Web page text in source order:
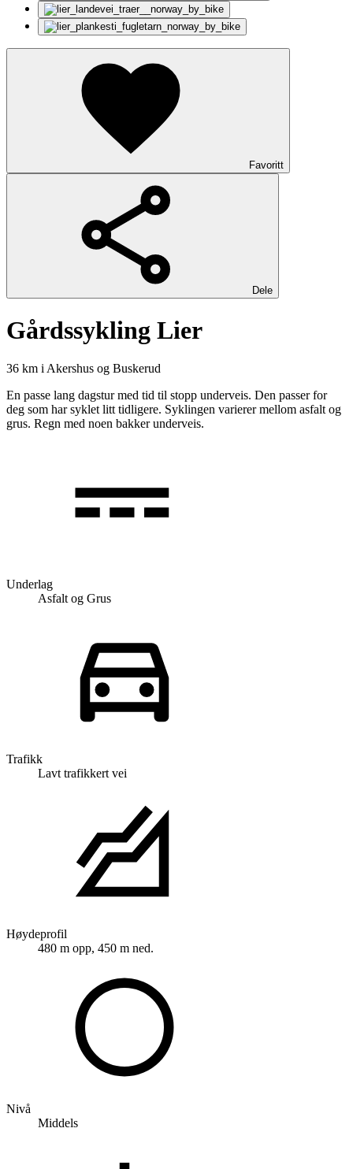
Favoritt
Dele
Gårdssykling Lier
36 km i Akershus og Buskerud
En passe lang dagstur med tid til stopp underveis. Den passer for
deg som har syklet litt tidligere. Syklingen varierer mellom asfalt og
grus. Regn med noen bakker underveis.
Underlag
Asfalt og Grus
Trafikk
Lavt trafikkert vei
Høydeprofil
480 m opp, 450 m ned.
Nivå
Middels